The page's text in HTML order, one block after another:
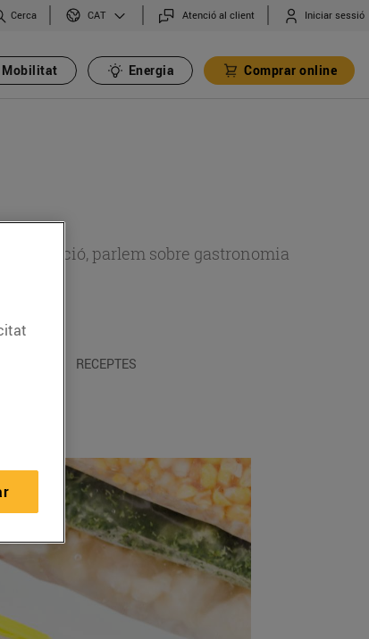
Cerca CAT Atenció al client Iniciar sessió
Mobilitat Energia Comprar online
parlem sobre gastronomia
RECEPTES